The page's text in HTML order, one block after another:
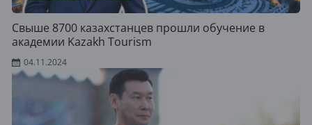
Свыше 8700 казахстанцев прошли обучение в
академии Kazakh Tourism
04.11.2024